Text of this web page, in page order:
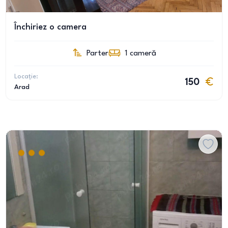
Închiriez o camera
Parter 1 cameră
Locație:
Arad
150